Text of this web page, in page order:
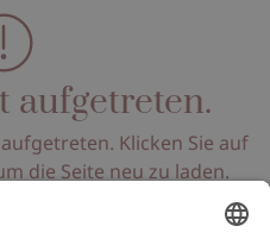
aufgetreten.
Klicken Sie auf
die Seite neu zu laden.
laden